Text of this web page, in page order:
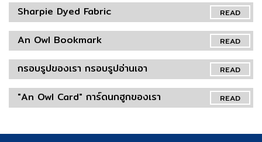
READ
Sharpie Dyed Fabric
READ
An Owl Bookmark
READ
กรอบรูปของเรา กรอบรูปอ่านเอา
READ
"An Owl Card" การ์ดนกฮูกของเรา